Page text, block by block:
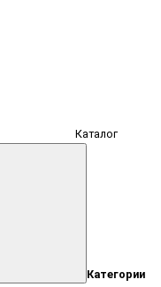
Каталог
Категории